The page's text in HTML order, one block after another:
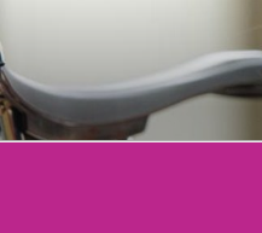
ン
テ
ン
ツ